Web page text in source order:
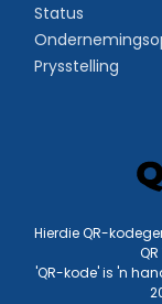
Status
Prysstelling
Hierdie QR-
QR
'QR-kode' is 'n